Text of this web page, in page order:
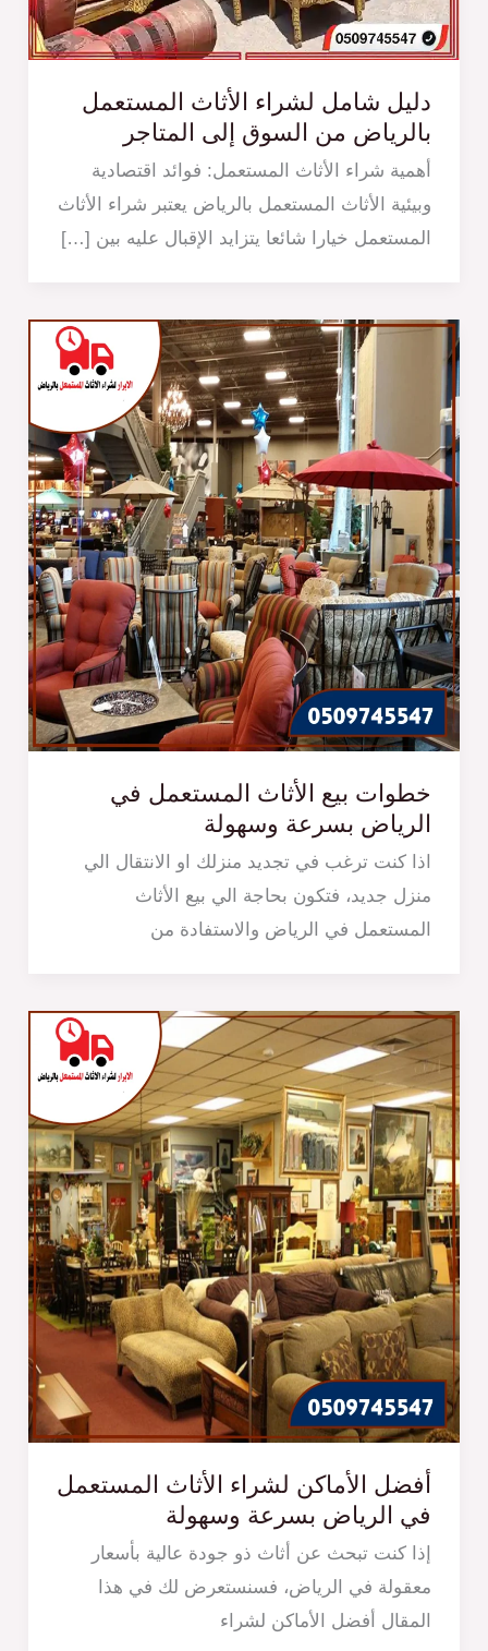
دليل شامل لشراء الأثاث المستعمل
بالرياض من السوق إلى المتاجر
أهمية شراء الأثاث المستعمل: فوائد اقتصادية
وبيئية الأثاث المستعمل بالرياض يعتبر شراء الأثاث
المستعمل خيارا شائعا يتزايد الإقبال عليه بين […]
خطوات بيع الأثاث المستعمل في
الرياض بسرعة وسهولة
اذا كنت ترغب في تجديد منزلك او الانتقال الي
منزل جديد، فتكون بحاجة الي بيع الأثاث
المستعمل في الرياض والاستفادة من
أفضل الأماكن لشراء الأثاث المستعمل
في الرياض بسرعة وسهولة
إذا كنت تبحث عن أثاث ذو جودة عالية بأسعار
معقولة في الرياض، فسنستعرض لك في هذا
المقال أفضل الأماكن لشراء